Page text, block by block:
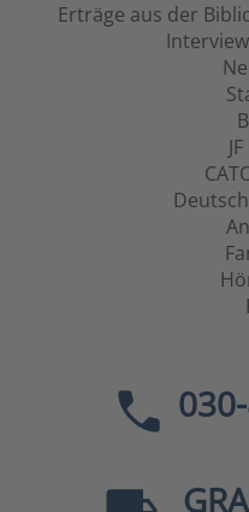
Erträge aus der